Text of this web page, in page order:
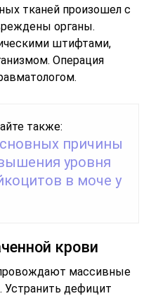
тканей произошел с
органы.
штифтами,
Операция
также:
причины
уровня
в моче у
крови
массивные
Устранить дефицит